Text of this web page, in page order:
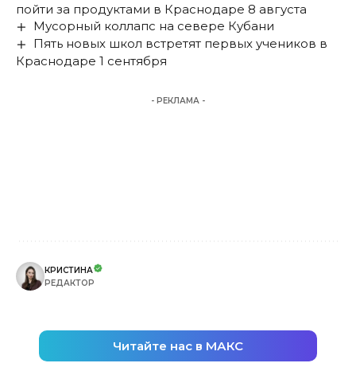
пойти за продуктами в Краснодаре 8 августа
Мусорный коллапс на севере Кубани
Пять новых школ встретят первых учеников в
Краснодаре 1 сентября
- РЕКЛАМА -
КРИСТИНА
РЕДАКТОР
Читайте нас в МАКС